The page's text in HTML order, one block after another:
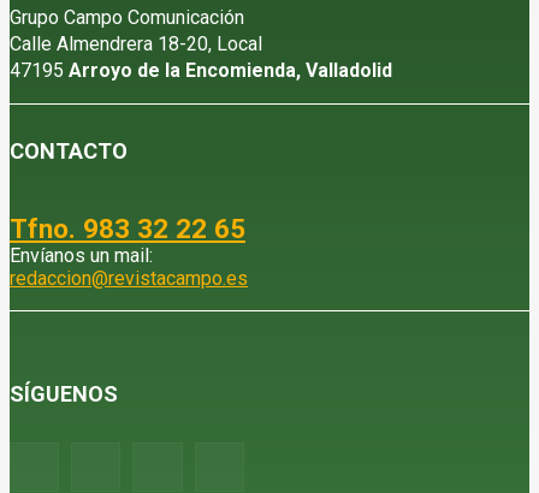
Grupo Campo Comunicación
Calle Almendrera 18-20, Local
47195 Arroyo de la Encomienda, Valladolid
CONTACTO
Tfno. 983 32 22 65
Envíanos un mail:
redaccion@revistacampo.es
SÍGUENOS